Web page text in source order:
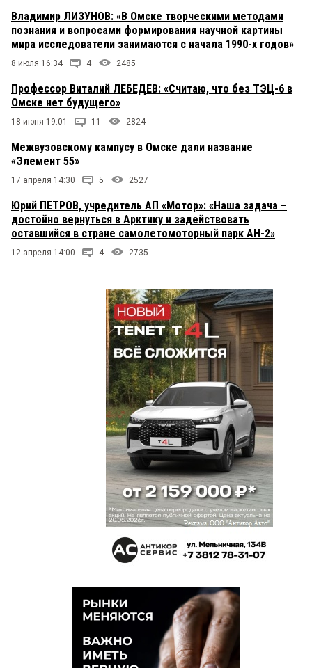
Владимир ЛИЗУНОВ: «В Омске творческими методами
познания и вопросами формирования научной картины
мира исследователи занимаются с начала 1990-х годов»
8 июля 16:34 4 2485
Профессор Виталий ЛЕБЕДЕВ: «Считаю, что без ТЭЦ-6 в
Омске нет будущего»
18 июня 19:01 11 2824
Межвузовскому кампусу в Омске дали название
«Элемент 55»
17 апреля 14:30 5 2527
Юрий ПЕТРОВ, учредитель АП «Мотор»: «Наша задача –
достойно вернуться в Арктику и задействовать
оставшийся в стране самолетомоторный парк АН-2»
12 апреля 14:00 4 2735